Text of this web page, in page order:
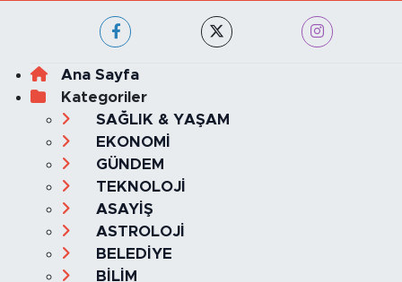
Ana Sayfa
Kategoriler
SAĞLIK & YAŞAM
EKONOMİ
GÜNDEM
TEKNOLOJİ
ASAYİŞ
ASTROLOJİ
BELEDİYE
BİLİM